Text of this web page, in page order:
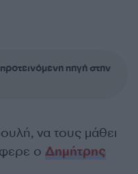
πηγή στην
να τους μάθει
ο Δημήτρης